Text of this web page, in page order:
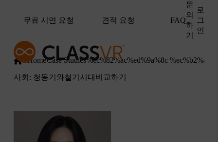
무료 시연 요청 견적 요청 FAQ
문
의
하
기
로
그
인
HomeCase Studies%ec%82%ac%ed%9a%8c
사회: 청동기와철기시대비교하기